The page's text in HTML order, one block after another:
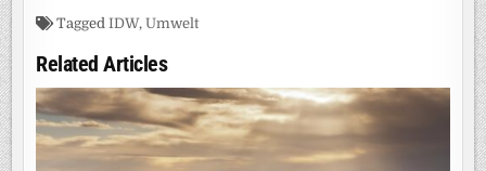
TaggedIDW,Umwelt
Related Articles